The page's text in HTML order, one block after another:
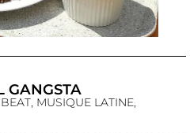
GANGSTA
MUSIQUE LATINE,